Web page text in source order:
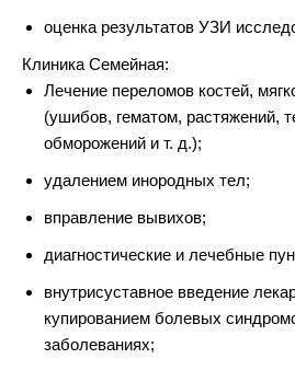
оценка результатов УЗИ
Клиника Семейная:
Лечение переломов костей,
(ушибов, гематом, растяжений,
обморожений и т. д.);
удалением инородных тел;
вправление вывихов;
диагностические и лечебные
внутрисуставное введение
купированием болевых
заболеваниях;